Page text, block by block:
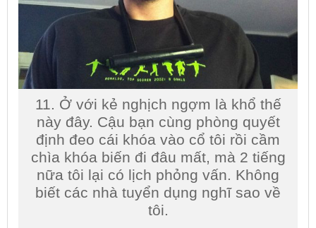
11. Ở với kẻ nghịch ngợm là khổ thế
này đây. Cậu bạn cùng phòng quyết
định đeo cái khóa vào cổ tôi rồi cầm
chìa khóa biến đi đâu mất, mà 2 tiếng
nữa tôi lại có lịch phỏng vấn. Không
biết các nhà tuyển dụng nghĩ sao về
tôi.